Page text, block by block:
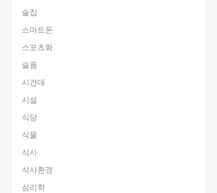
술집
스마트폰
스포츠화
슬픔
시간대
시설
식당
식물
식사
식사환경
심리학